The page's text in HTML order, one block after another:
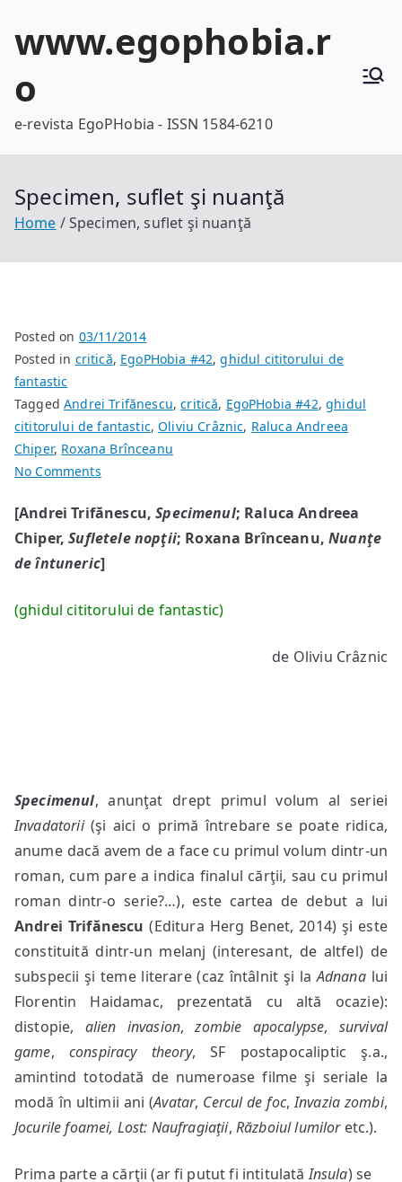
www.egophobia.r
o
e-revista EgoPHobia - ISSN 1584-6210
Specimen, suflet şi nuanţă
Home Specimen, suflet şi nuanţă
Posted on 03/11/2014
Posted in critică, EgoPHobia #42,ghidul cititorului de
fantastic
TaggedAndrei Trifănescu,critică, EgoPHobia #42,ghidul
cititorului de fantastic,Oliviu Crâznic, Raluca Andreea
Chiper, Roxana Brînceanu
No Commentson
suflet
şi
nuanţă
[Andrei Trifănescu, Specimenul; Raluca Andreea
Chiper, Sufletele nopţii; Roxana Brînceanu, Nuanţe
de întuneric]
(ghidul cititorului de fantastic)
de Oliviu Crâznic
Specimenul, anunţat drept primul volum al seriei
Invadatorii(şi aici o primă întrebare se poate ridica,
anume dacă avem de a face cu primul volum dintr-un
roman, cum pare a indica finalul cărţii, sau cu primul
roman dintr-o serie?…), este cartea de debut a lui
Andrei Trifănescu (Editura Herg Benet, 2014) şi este
constituită dintr-un melanj (interesant, de altfel) de
subspecii şi teme literare (caz întâlnit şi laAdnanalui
Florentin Haidamac, prezentată cu altă ocazie):
distopie, alien invasion,zombie apocalypse, survival
game, conspiracy theory, SF postapocaliptic ş.a.,
amintind totodată de numeroase filme şi seriale la
modă în ultimii ani (Avatar, Cercul de foc,Invazia zombi,
Jocurile foamei, Lost: Naufragiaţii, Războiul lumiloretc.).
Prima parte a cărţii (ar fi putut fi intitulatăInsula) se